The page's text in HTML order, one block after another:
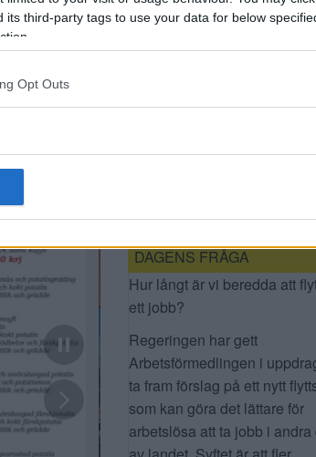
its third-party tags to use your data for below
Opt Outs
ATELJÉ NU
DAGENS FRÅGA
Hur långt är vi beredda att
ett jobb?
Regeringen har gett
Arbetsförmedlingen i
ta fram förslag på ett nytt
som kan göra det lättare för
arbetslösa att ta jobb i